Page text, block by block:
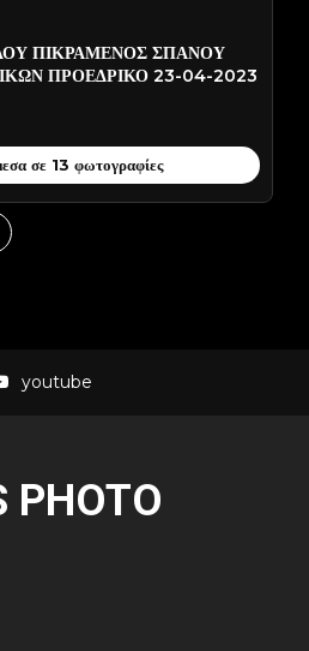
ΠΙΚΡΑΜΕΝΟΣ ΣΠΑΝΟΥ
ΠΡΟΕΔΡΙΚΟ 23-04-2023
σε 13 φωτογραφίες
youtube
PHOTO